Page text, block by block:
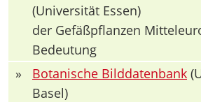
(Universität Essen)
der Gefäßpflanzen
Bedeutung
»
Botanische Bilddatenbank
Basel)